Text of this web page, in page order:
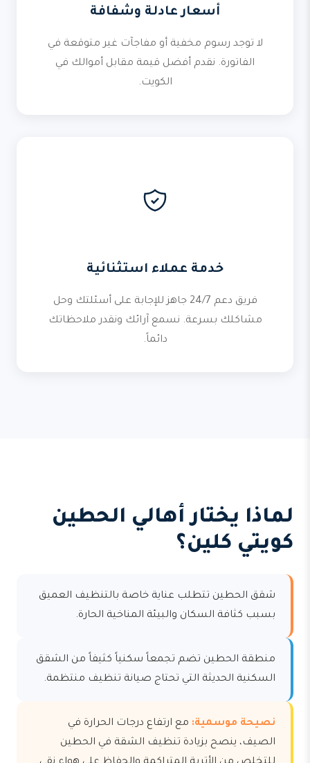
أسعار عادلة وشفافة
لا توجد رسوم مخفية أو مفاجآت غير متوقعة في
الفاتورة. نقدم أفضل قيمة مقابل أموالك في
الكويت.
خدمة عملاء استثنائية
فريق دعم 24/7 جاهز للإجابة على أسئلتك وحل
مشاكلك بسرعة. نسمع آرائك ونقدر ملاحظاتك
دائماً.
لماذا يختار أهالي الحطين
كويتي كلين؟
شقق الحطين تتطلب عناية خاصة بالتنظيف العميق
بسبب كثافة السكان والبيئة المناخية الحارة.
منطقة الحطين تضم تجمعاً سكنياً كثيفاً من الشقق
السكنية الحديثة التي تحتاج صيانة تنظيف منتظمة.
نصيحة موسمية: مع ارتفاع درجات الحرارة في
الصيف، ينصح بزيادة تنظيف الشقة في الحطين